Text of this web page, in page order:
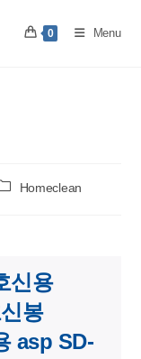
0 Menu
Homeclean
신용
봉
asp SD-